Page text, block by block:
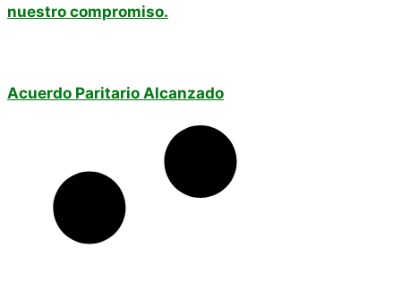
nuestro compromiso.
Acuerdo Paritario Alcanzado